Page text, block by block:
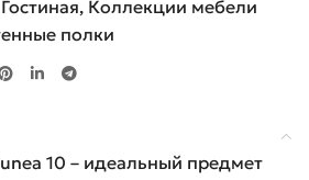
Гостиная, Коллекции мебели
полки
10 – идеальный предмет